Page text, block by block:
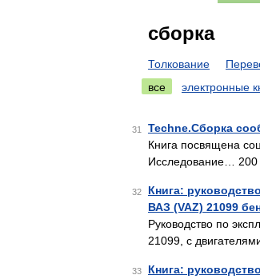
сборка
Толкование
все
электронные
31 Techne.Сборка
Книга посвящена
Исследование… 200
32
Книга:
ВАЗ (VAZ) 21099
Руководство по
21099, с
33
Книга: